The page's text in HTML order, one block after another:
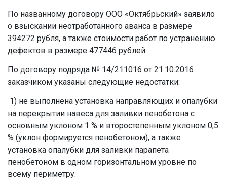
По названному договору ООО «Октябрьский» заявило
о взыскании неотработанного аванса в размере
394272 рубля, а также стоимости работ по устранению
дефектов в размере 477446 рублей.
По договору подряда № 14/211016 от 21.10.2016
заказчиком указаны следующие недостатки:
1) не выполнена установка направляющих и опалубки
на перекрытии навеса для заливки пенобетона с
основным уклоном 1 % и второстепенным уклоном 0,5
% (уклон формируется пенобетоном), а также
установка опалубки для заливки парапета
пенобетоном в одном горизонтальном уровне по
всему периметру.